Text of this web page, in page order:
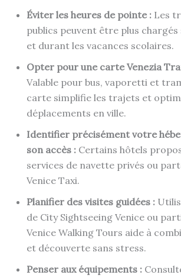
Éviter les heures de pointe :Les
publics peuvent être plus
et durant les vacances scolaires.
Opter pour une carte Venezia
Valable pour bus, vaporetti et
carte simplifie les trajets et
déplacements en ville.
Identifier précisément votre
son accès :Certains hôtels
services de navette privés ou
Venice Taxi.
Planifier des visites guidées :
de City Sightseeing Venice ou
Venice Walking Tours aide à
et découverte sans stress.
Penser aux équipements :